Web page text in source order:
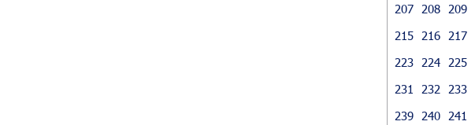
207
208 209
215
216 217
223
224 225
231
232 233
239
240 241